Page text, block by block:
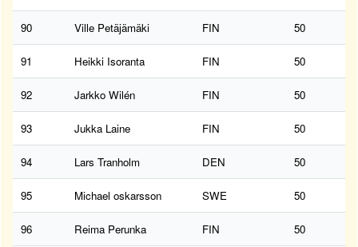
90 Ville Petäjämäki FIN 50
91 Heikki Isoranta FIN 50
92 Jarkko Wilén FIN 50
93 Jukka Laine FIN 50
94 Lars Tranholm DEN 50
95 Michael oskarsson SWE 50
96 Reima Perunka FIN 50